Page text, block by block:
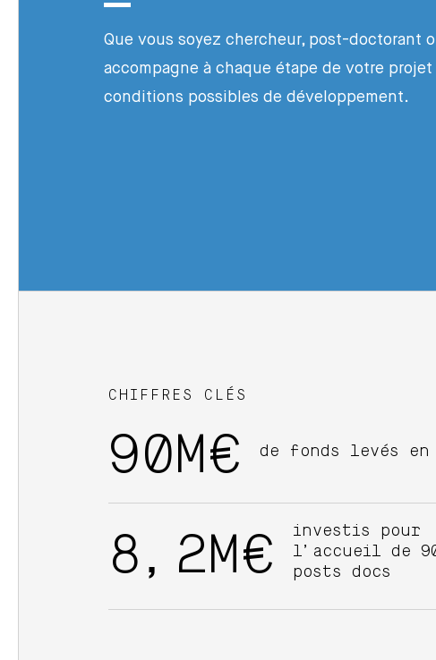
Que vous soyez chercheur, post-doctorant
accompagne à chaque étape de votre
conditions possibles de développement.
CHIFFRES CLÉS
90M€ de fonds levés en
8,2M€
investis pour
l’accueil de
posts docs